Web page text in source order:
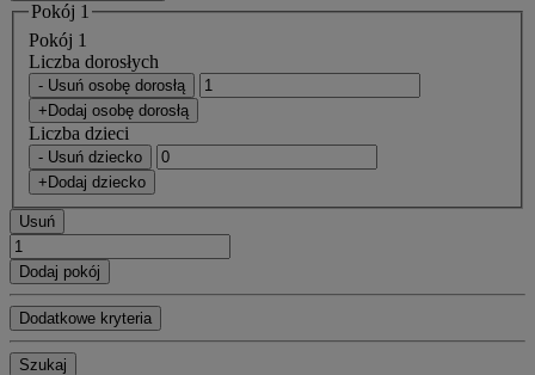
Pokój 1
Pokój 1
Liczba dorosłych
- Usuń osobę dorosłą
+Dodaj osobę dorosłą
Liczba dzieci
- Usuń dziecko
+Dodaj dziecko
Usuń
Dodaj pokój
Dodatkowe kryteria
Szukaj